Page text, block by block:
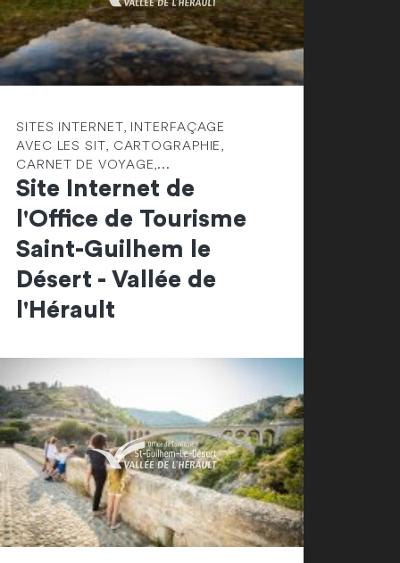
SITES INTERNET, INTERFAÇAGE
AVEC LES SIT, CARTOGRAPHIE,
CARNET DE VOYAGE,...
Site Internet de
l'Office de Tourisme
Saint-Guilhem le
Désert - Vallée de
l'Hérault